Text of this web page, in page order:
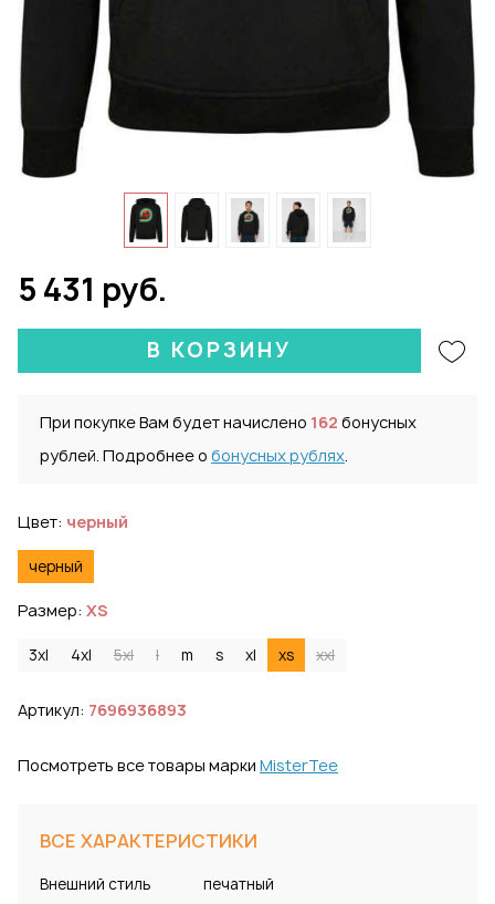
5 431 руб.
В КОРЗИНУ
При покупке Вам будет начислено 162 бонусных
рублей. Подробнее о бонусных рублях.
Цвет: черный
черный
Размер: XS
3xl 4xl 5xl l m s xl xs xxl
Артикул: 7696936893
Посмотреть все товары марки MisterTee
ВСЕ ХАРАКТЕРИСТИКИ
Внешний стиль
печатный